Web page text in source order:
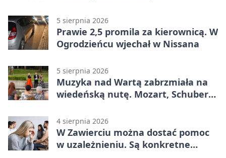
5 sierpnia 2026
Prawie 2,5 promila za kierownicą. W
Ogrodzieńcu wjechał w Nissana
5 sierpnia 2026
Muzyka nad Wartą zabrzmiała na
wiedeńską nutę. Mozart, Schubert i
4 sierpnia 2026
W Zawierciu można dostać pomoc
w uzależnieniu. Są konkretne